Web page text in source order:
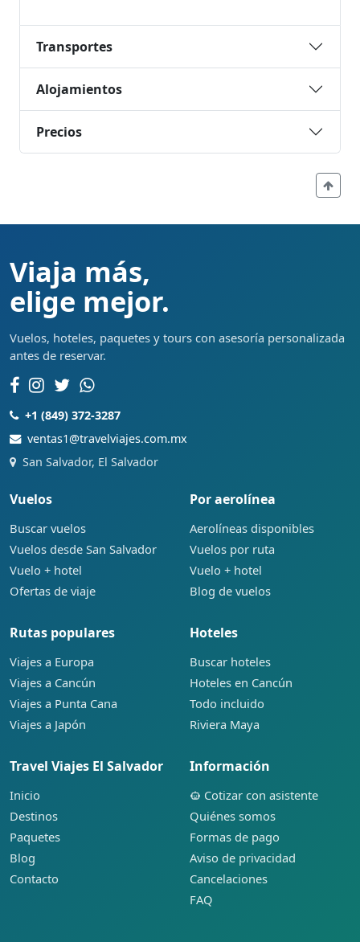
Transportes
Alojamientos
Precios
Viaja más,
elige mejor.
Vuelos, hoteles, paquetes y tours con asesoría personalizada
antes de reservar.
+1 (849) 372-3287
ventas1@travelviajes.com.mx
San Salvador, El Salvador
Vuelos
Buscar vuelos
Vuelos desde San Salvador
Vuelo + hotel
Ofertas de viaje
Por aerolínea
Aerolíneas disponibles
Vuelos por ruta
Vuelo + hotel
Blog de vuelos
Rutas populares
Viajes a Europa
Viajes a Cancún
Viajes a Punta Cana
Viajes a Japón
Hoteles
Buscar hoteles
Hoteles en Cancún
Todo incluido
Riviera Maya
Travel Viajes El Salvador
Inicio
Destinos
Paquetes
Blog
Contacto
Información
Cotizar con asistente
Quiénes somos
Formas de pago
Aviso de privacidad
Cancelaciones
FAQ